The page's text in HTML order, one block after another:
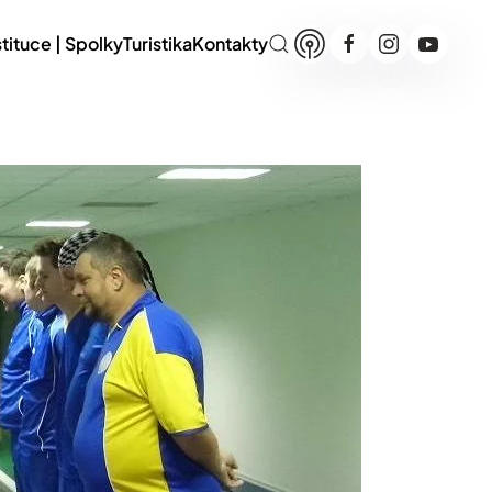
| SpolkyTuristikaKontakty